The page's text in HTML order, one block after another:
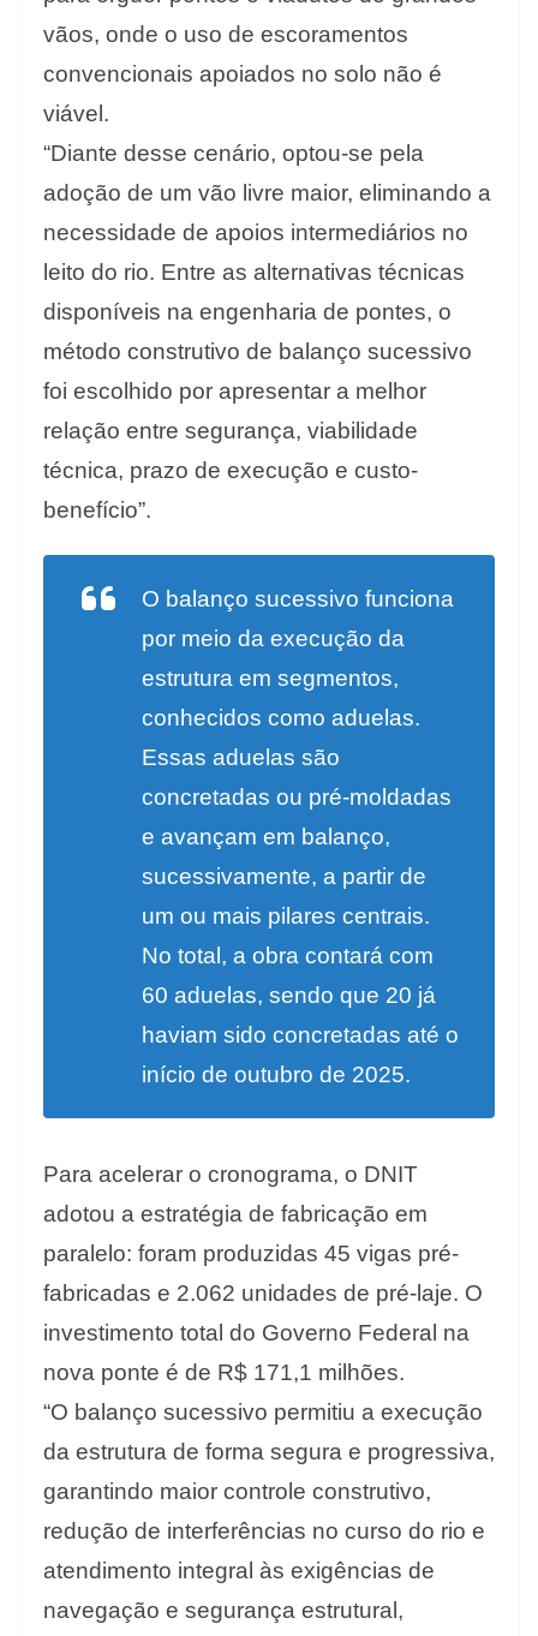
vãos, onde o uso de escoramentos
convencionais apoiados no solo não é
viável.
“Diante desse cenário, optou-se pela
adoção de um vão livre maior, eliminando a
necessidade de apoios intermediários no
leito do rio. Entre as alternativas técnicas
disponíveis na engenharia de pontes, o
método construtivo de balanço sucessivo
foi escolhido por apresentar a melhor
relação entre segurança, viabilidade
técnica, prazo de execução e custo-
benefício”.
O balanço sucessivo funciona
por meio da execução da
estrutura em segmentos,
conhecidos como aduelas.
Essas aduelas são
concretadas ou pré-moldadas
e avançam em balanço,
sucessivamente, a partir de
um ou mais pilares centrais.
No total, a obra contará com
60 aduelas, sendo que 20 já
haviam sido concretadas até o
início de outubro de 2025.
Para acelerar o cronograma, o DNIT
adotou a estratégia de fabricação em
paralelo: foram produzidas 45 vigas pré-
fabricadas e 2.062 unidades de pré-laje. O
investimento total do Governo Federal na
nova ponte é de R$ 171,1 milhões.
“O balanço sucessivo permitiu a execução
da estrutura de forma segura e progressiva,
garantindo maior controle construtivo,
redução de interferências no curso do rio e
atendimento integral às exigências de
navegação e segurança estrutural,